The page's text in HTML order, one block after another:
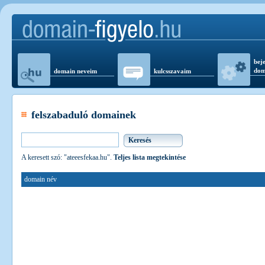
domain neveim kulcsszavaim
felszabaduló domainek
A keresett szó: "ateeesfekaa.hu". Teljes lista megtekintése
domain név